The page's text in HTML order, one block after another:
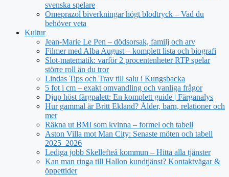
svenska spelare
Omeprazol biverkningar högt blodtryck – Vad du
behöver veta
Kultur
Jean‑Marie Le Pen – dödsorsak, familj och arv
Filmer med Alba August – komplett lista och biografi
Slot-matematik: varför 2 procentenheter RTP spelar
större roll än du tror
Lindas Tips och Trav till salu i Kungsbacka
5 fot i cm – exakt omvandling och vanliga frågor
Djup höst färgpalett: En komplett guide | Färganalys
Hur gammal är Britt Ekland? Ålder, barn, relationer och
mer
Räkna ut BMI som kvinna – formel och tabell
Aston Villa mot Man City: Senaste möten och tabell
2025–2026
Lediga jobb Skellefteå kommun – Hitta alla tjänster
Kan man ringa till Hallon kundtjänst? Kontaktvägar &
öppettider